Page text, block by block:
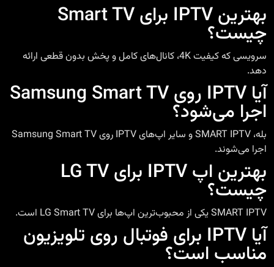
بهترین IPTV برای Smart TV
چیست؟
سرویسی که کیفیت 4K، کانال‌های کامل و پخش بدون قطعی ارائه
دهد.
آیا IPTV روی Samsung Smart TV
اجرا می‌شود؟
بله، SMART IPTV و سایر اپ‌های IPTV روی Samsung Smart TV
اجرا می‌شوند.
بهترین اپ IPTV برای LG TV
چیست؟
SMART IPTV یکی از محبوب‌ترین اپ‌ها برای LG Smart TV است.
آیا IPTV برای فوتبال روی تلویزیون
مناسب است؟